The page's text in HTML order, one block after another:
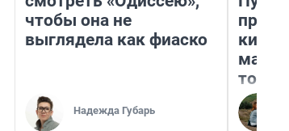
чтобы она не
выглядела как фиаско
Надежда Губарь
того